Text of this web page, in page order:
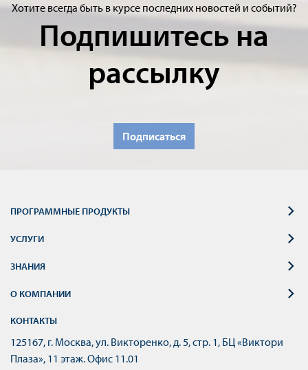
Хотите всегда быть в курсе последних новостей и событий?
Подпишитесь на
рассылку
Подписаться
ПРОГРАММНЫЕ ПРОДУКТЫ
УСЛУГИ
ЗНАНИЯ
О КОМПАНИИ
КОНТАКТЫ
125167, г. Москва, ул. Викторенко, д. 5, стр. 1, БЦ «Виктори
Плаза», 11 этаж. Офис 11.01